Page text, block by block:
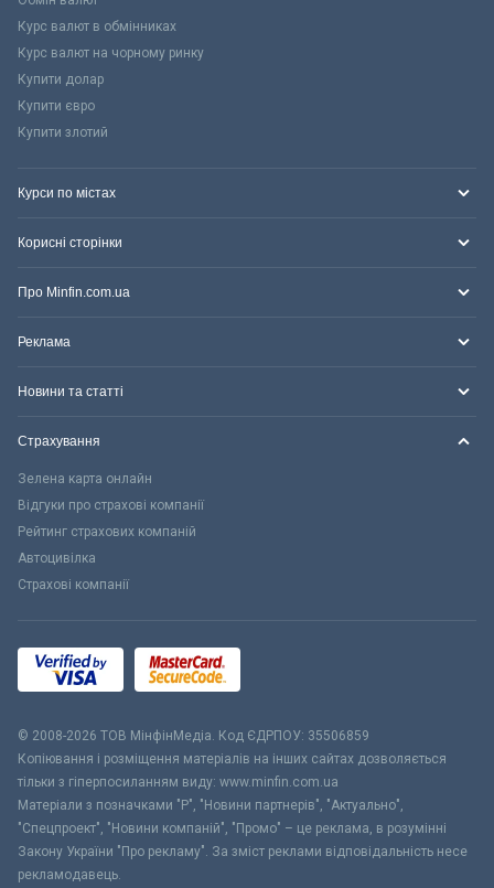
Курс валют в обмінниках
Курс валют на чорному ринку
Купити долар
Купити євро
Купити злотий
Курси по містах
Корисні сторінки
Про Minfin.com.ua
Реклама
Новини та статті
Страхування
Зелена карта онлайн
Відгуки про страхові компанії
Рейтинг страхових компаній
Автоцивілка
Страхові компанії
© 2008-2026 ТОВ МiнфiнМедiа. Код ЄДРПОУ: 35506859
Копіювання і розміщення матеріалів на інших сайтах дозволяється
тільки з гіперпосиланням виду: www.minfin.com.ua
Матеріали з позначками "Р", "Новини партнерів", "Актуально",
"Спецпроект", "Новини компаній", "Промо" – це реклама, в розумінні
Закону України "Про рекламу". За зміст реклами відповідальність несе
рекламодавець.